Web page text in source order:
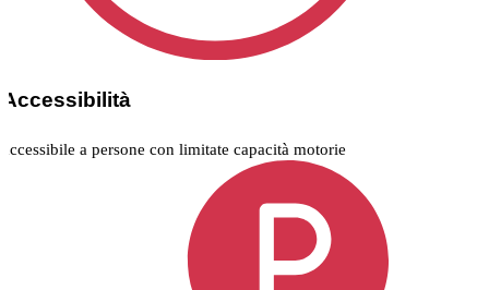
Accessibilità
accessibile a persone con limitate capacità motorie